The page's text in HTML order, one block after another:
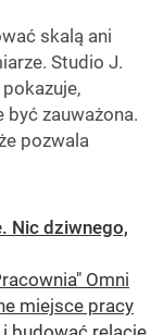
skalą ani
Studio J.
być zauważona.
pozwala
Nic dziwnego,
Omni
miejsce pracy